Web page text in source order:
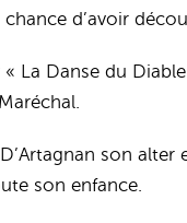
d’avoir
La Danse du
son
son enfance.